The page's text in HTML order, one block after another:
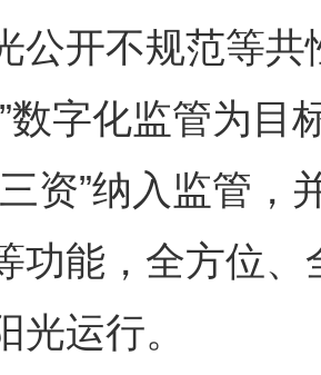
公开不规范等
数字化监管为目
资”纳入监管，
功能，全方位
光运行。